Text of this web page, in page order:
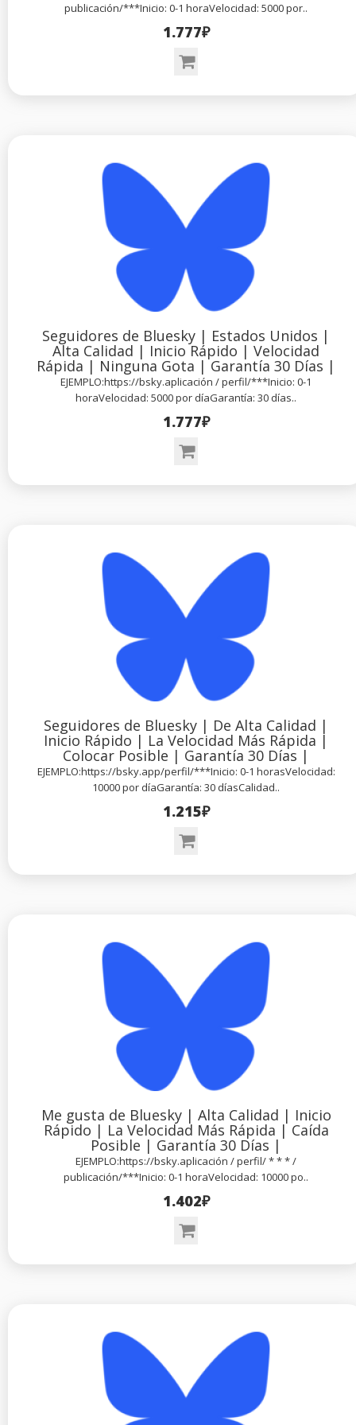
publicación/***Inicio: 0-1 horaVelocidad: 5000 por..
1.777₽
Seguidores de Bluesky | Estados Unidos |
Alta Calidad | Inicio Rápido | Velocidad
Rápida | Ninguna Gota | Garantía 30 Días |
EJEMPLO:https://bsky.aplicación / perfil/***Inicio: 0-1
horaVelocidad: 5000 por díaGarantía: 30 días..
1.777₽
Seguidores de Bluesky | De Alta Calidad |
Inicio Rápido | La Velocidad Más Rápida |
Colocar Posible | Garantía 30 Días |
EJEMPLO:https://bsky.app/perfil/***Inicio: 0-1 horasVelocidad:
10000 por díaGarantía: 30 díasCalidad..
1.215₽
Me gusta de Bluesky | Alta Calidad | Inicio
Rápido | La Velocidad Más Rápida | Caída
Posible | Garantía 30 Días |
EJEMPLO:https://bsky.aplicación / perfil/ * * * /
publicación/***Inicio: 0-1 horaVelocidad: 10000 po..
1.402₽